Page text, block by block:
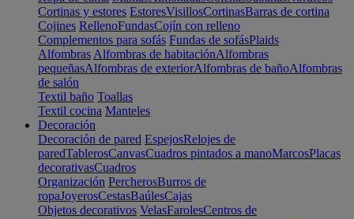
Cortinas y estores EstoresVisillosCortinasBarras de cortina
Cojines RellenoFundasCojín con relleno
Complementos para sofás Fundas de sofásPlaids
Alfombras Alfombras de habitaciónAlfombras
pequeñasAlfombras de exteriorAlfombras de bañoAlfombras
de salón
Textil baño Toallas
Textil cocina Manteles
Decoración
Decoración de pared EspejosRelojes de
paredTablerosCanvasCuadros pintados a manoMarcosPlacas
decorativasCuadros
Organización PercherosBurros de
ropaJoyerosCestasBaúlesCajas
Objetos decorativos VelasFarolesCentros de